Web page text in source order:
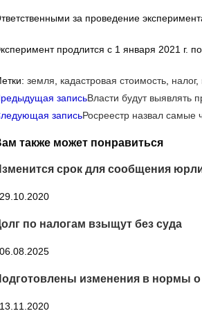
за проведение
продлится с 1 января 2021 г.
: земля кадастровая стоимость налог,
записьВласти будут выявлять
записьРосреестр назвал самые
также может понравиться
срок для сообщения
29.10.2020
по налогам взыщут без суда
06.08.2025
изменения в нормы
13.11.2020